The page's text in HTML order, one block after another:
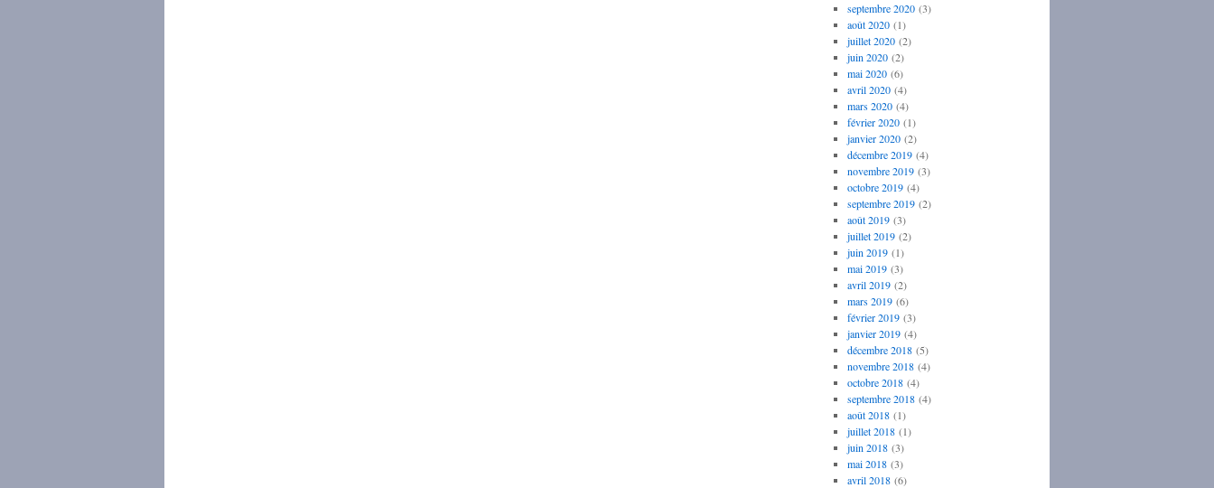
septembre 2020(3)
août 2020(1)
juillet 2020(2)
juin 2020(2)
mai 2020(6)
avril 2020(4)
mars 2020(4)
février 2020(1)
janvier 2020(2)
décembre 2019(4)
novembre 2019(3)
octobre 2019(4)
septembre 2019(2)
août 2019(3)
juillet 2019(2)
juin 2019(1)
mai 2019(3)
avril 2019(2)
mars 2019(6)
février 2019(3)
janvier 2019(4)
décembre 2018(5)
novembre 2018(4)
octobre 2018(4)
septembre 2018(4)
août 2018(1)
juillet 2018(1)
juin 2018(3)
mai 2018(3)
avril 2018(6)